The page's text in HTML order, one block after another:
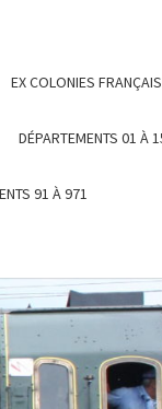
EX COLONIES
DÉPARTEMENTS 01 À
91 À 971